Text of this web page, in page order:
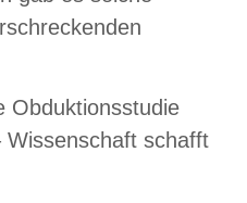
Obduktionsstudie
Wissenschaft schafft